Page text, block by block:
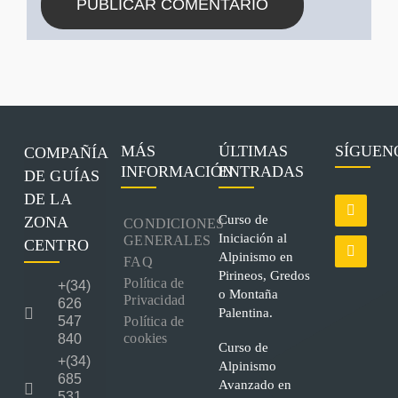
COMPAÑÍA
DE GUÍAS
DE LA
ZONA
CENTRO
+(34)
626
547
840
+(34)
685
MÁS
INFORMACIÓN
CONDICIONES
GENERALES
FAQ
Política de
Privacidad
Política de
cookies
ÚLTIMAS
ENTRADAS
Curso de
Iniciación al
Alpinismo en
Pirineos, Gredos
o Montaña
Palentina.
Curso de
Alpinismo
Avanzado en